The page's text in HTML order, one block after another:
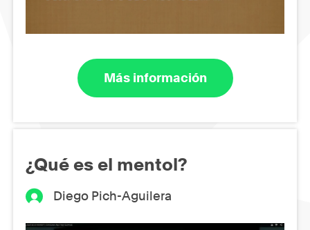
Más información
¿Qué es el mentol?
Diego Pich-Aguilera